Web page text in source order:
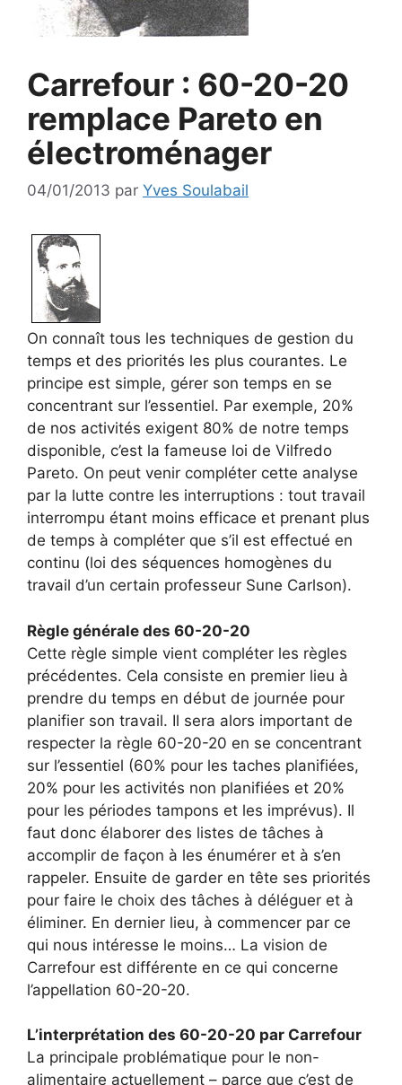
Carrefour : 60-20-20
remplace Pareto en
électroménager
04/01/2013 par Yves Soulabail
On connaît tous les techniques de gestion du
temps et des priorités les plus courantes. Le
principe est simple, gérer son temps en se
concentrant sur l’essentiel. Par exemple, 20%
de nos activités exigent 80% de notre temps
disponible, c’est la fameuse loi de Vilfredo
Pareto. On peut venir compléter cette analyse
par la lutte contre les interruptions : tout travail
interrompu étant moins efficace et prenant plus
de temps à compléter que s’il est effectué en
continu (loi des séquences homogènes du
travail d’un certain professeur Sune Carlson).
Règle générale des 60-20-20
Cette règle simple vient compléter les règles
précédentes. Cela consiste en premier lieu à
prendre du temps en début de journée pour
planifier son travail. Il sera alors important de
respecter la règle 60-20-20 en se concentrant
sur l’essentiel (60% pour les taches planifiées,
20% pour les activités non planifiées et 20%
pour les périodes tampons et les imprévus). Il
faut donc élaborer des listes de tâches à
accomplir de façon à les énumérer et à s’en
rappeler. Ensuite de garder en tête ses priorités
pour faire le choix des tâches à déléguer et à
éliminer. En dernier lieu, à commencer par ce
qui nous intéresse le moins… La vision de
Carrefour est différente en ce qui concerne
l’appellation 60-20-20.
L’interprétation des 60-20-20 par Carrefour
La principale problématique pour le non-
alimentaire actuellement – parce que c’est de